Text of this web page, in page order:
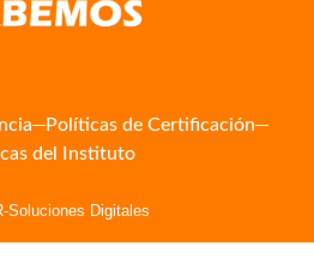
Políticas de Certificación
del Instituto
Soluciones Digitales